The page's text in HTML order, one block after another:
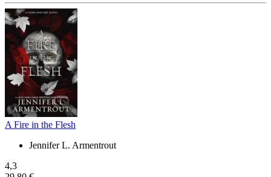
A Fire in the Flesh
Jennifer L. Armentrout
4,3